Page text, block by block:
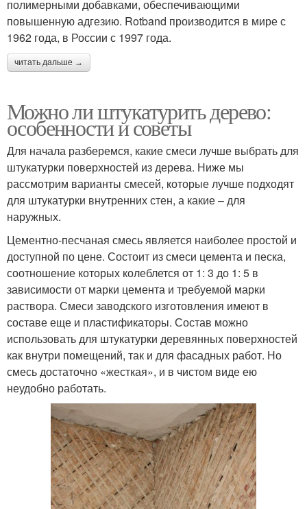
полимерными добавками, обеспечивающими
повышенную адгезию. Rotband производится в мире с
1962 года, в России с 1997 года.
читать дальше →
Можно ли штукатурить дерево:
особенности и советы
Для начала разберемся, какие смеси лучше выбрать для
штукатурки поверхностей из дерева. Ниже мы
рассмотрим варианты смесей, которые лучше подходят
для штукатурки внутренних стен, а какие – для
наружных.
Цементно-песчаная смесь является наиболее простой и
доступной по цене. Состоит из смеси цемента и песка,
соотношение которых колеблется от 1: 3 до 1: 5 в
зависимости от марки цемента и требуемой марки
раствора. Смеси заводского изготовления имеют в
составе еще и пластификаторы. Состав можно
использовать для штукатурки деревянных поверхностей
как внутри помещений, так и для фасадных работ. Но
смесь достаточно «жесткая», и в чистом виде ею
неудобно работать.